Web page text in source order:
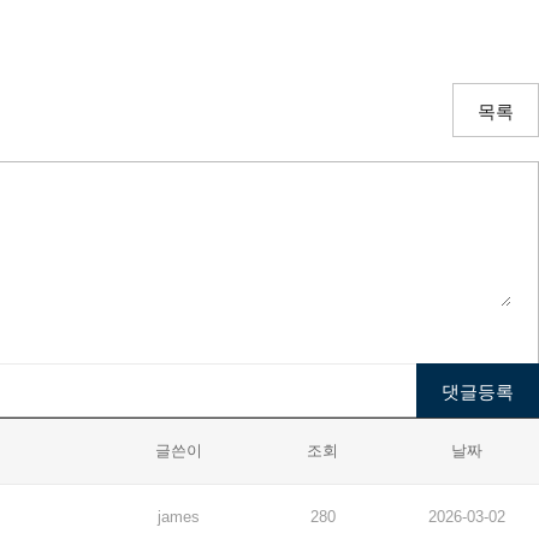
목록
글쓴이 조회 날짜
james 280 2026-03-02